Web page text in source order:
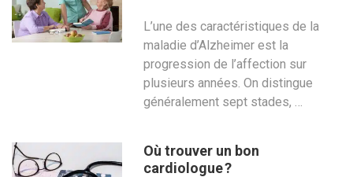
L’une des caractéristiques de la
maladie d’Alzheimer est la
progression de l’affection sur
plusieurs années. On distingue
généralement sept stades, …
Où trouver un bon
cardiologue ?